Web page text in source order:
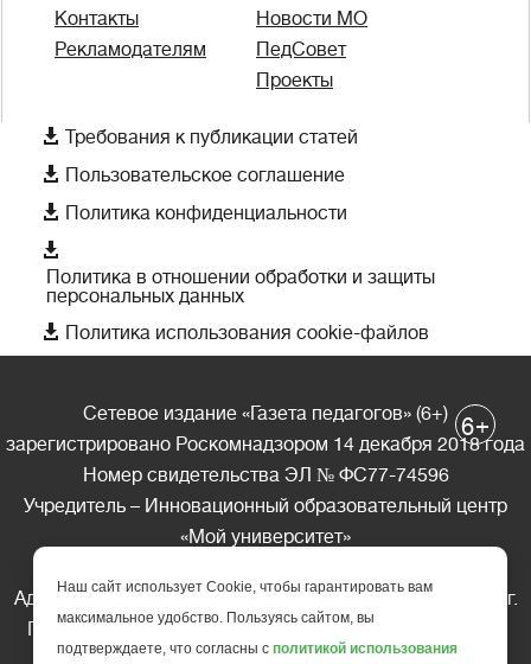
Контакты
Рекламодателям
Новости МО
ПедСовет
Проекты
 Требования к публикации статей
 Пользовательское соглашение
 Политика конфиденциальности

Политика в отношении обработки и защиты
персональных данных
 Политика использования cookie-файлов
Сетевое издание «Газета педагогов» (6+)
зарегистрировано Роскомнадзором 14 декабря 2018 года
Номер свидетельства ЭЛ № ФС77-74596
Учредитель – Инновационный образовательный центр
«Мой университет»
Адрес редакции: 185035 Россия, Республика Карелия, г.
Петрозаводск, ул. Фридриха Энгельса д.10, офис 211
6+
Наш сайт использует Cookie, чтобы гарантировать вам
максимальное удобство. Пользуясь сайтом, вы
подтверждаете, что согласны с политикой использования